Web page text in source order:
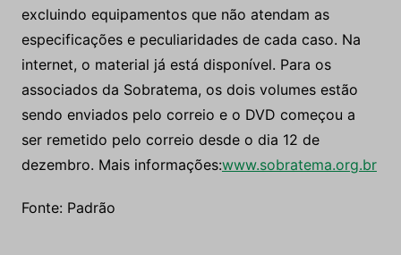
excluindo equipamentos que não atendam as
especificações e peculiaridades de cada caso. Na
internet, o material já está disponível. Para os
associados da Sobratema, os dois volumes estão
sendo enviados pelo correio e o DVD começou a
ser remetido pelo correio desde o dia 12 de
dezembro. Mais informações:www.sobratema.org.br
Fonte: Padrão